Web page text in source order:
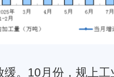
缓。10月份，规上